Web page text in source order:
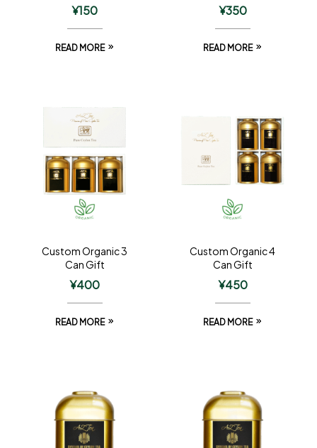
¥150
READ MORE
¥350
READ MORE
Custom Organic 3
Can Gift
¥400
READ MORE
Custom Organic 4
Can Gift
¥450
READ MORE